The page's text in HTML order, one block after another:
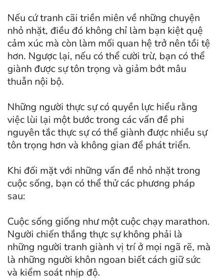
Nếu cứ tranh cãi triền miên về những chuyện
nhỏ nhặt, điều đó không chỉ làm bạn kiệt quệ
cảm xúc mà còn làm mối quan hệ trở nên tồi tệ
hơn. Ngược lại, nếu có thể cười trừ, bạn có thể
giành được sự tôn trọng và giảm bớt mâu
thuẫn nội bộ.
Những người thực sự có quyền lực hiểu rằng
việc lùi lại một bước trong các vấn đề phi
nguyên tắc thực sự có thể giành được nhiều sự
tôn trọng hơn và không gian để phát triển.
Khi đối mặt với những vấn đề nhỏ nhặt trong
cuộc sống, bạn có thể thử các phương pháp
sau:
Cuộc sống giống như một cuộc chạy marathon.
Người chiến thắng thực sự không phải là
những người tranh giành vị trí ở mọi ngã rẽ, mà
là những người khôn ngoan biết cách giữ sức
và kiểm soát nhịp độ.